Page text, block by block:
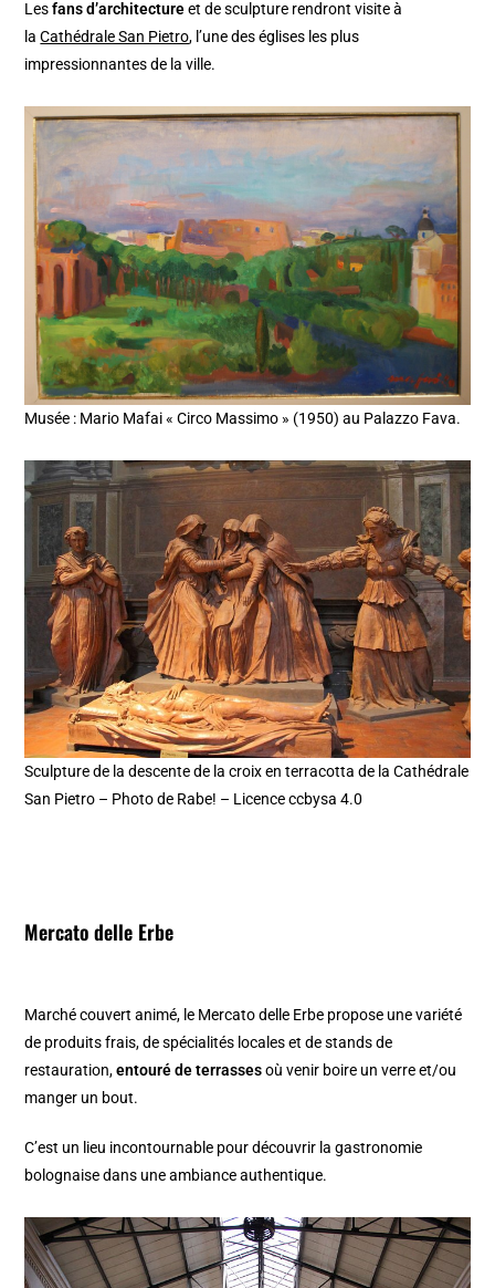
Lesfans d’architectureet de sculpture rendront visite à
laCathédrale San Pietro, l’une des églises les plus
impressionnantes de la ville.
Musée : Mario Mafai « Circo Massimo » (1950) au Palazzo Fava.
Sculpture de la descente de la croix en terracotta de la Cathédrale
San Pietro – Photo de Rabe! – Licence ccbysa 4.0
Mercato delle Erbe
Marché couvert animé, le Mercato delle Erbe propose une variété
de produits frais, de spécialités locales et de stands de
restauration,entouré de terrassesoù venir boire un verre et/ou
manger un bout.
C’est un lieu incontournable pour découvrir la gastronomie
bolognaise dans une ambiance authentique.